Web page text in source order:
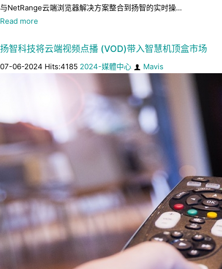
与NetRange云端浏览器解决方案整合到扬智的实时操...
Read more
扬智科技将云端视频点播 (VOD)带入智慧机顶盒市场
07-06-2024 Hits:4185 2024-媒體中心 Mavis